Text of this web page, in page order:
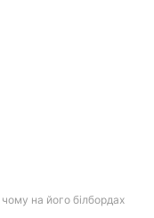
на його білбордах